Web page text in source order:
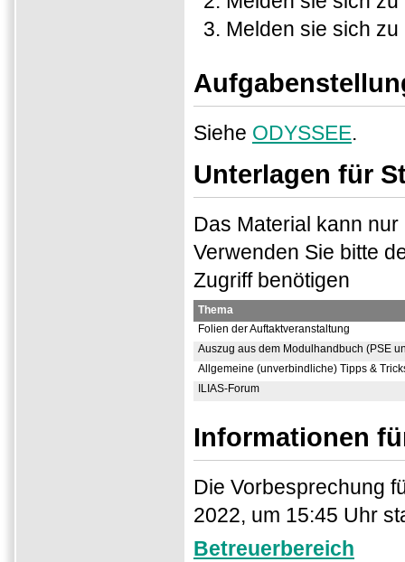
Melden sie sich
Siehe ODYSSEE.
Unterlagen für
Das Material kann
Verwenden Sie bitte
Zugriff benötigen
Thema
Folien der Auftaktveranstaltung
Auszug aus dem Modulhandbuch (PSE
Allgemeine (unverbindliche) Tipps &
ILIAS-Forum
Informationen
Die Vorbesprechung
2022, um 15:45 Uhr
Betreuerbereich